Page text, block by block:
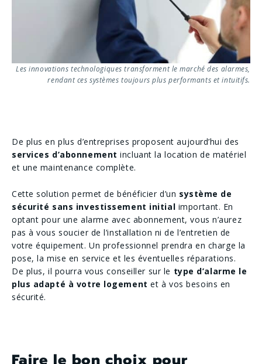
Les innovations technologiques transforment le marché des alarmes,
rendant ces systèmes toujours plus performants et intuitifs.
De plus en plus d’entreprises proposent aujourd’hui des
services d’abonnement incluant la location de matériel
et une maintenance complète.
Cette solution permet de bénéficier d’un système de
sécurité sans investissement initial important. En
optant pour une alarme avec abonnement, vous n’aurez
pas à vous soucier de l’installation ni de l’entretien de
votre équipement. Un professionnel prendra en charge la
pose, la mise en service et les éventuelles réparations.
De plus, il pourra vous conseiller sur le type d’alarme le
plus adapté à votre logement et à vos besoins en
sécurité.